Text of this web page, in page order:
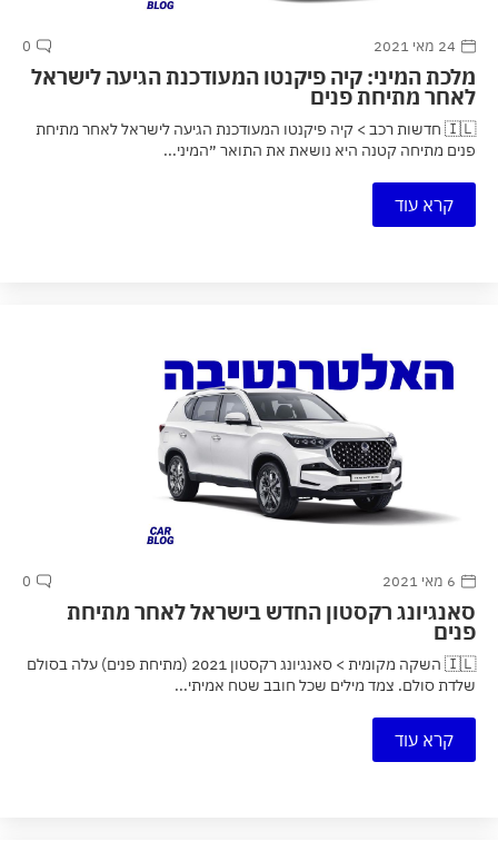
24 מאי 2021 0
מלכת המיני: קיה פיקנטו המעודכנת הגיעה לישראל
לאחר מתיחת פנים
🇮🇱 חדשות רכב > קיה פיקנטו המעודכנת הגיעה לישראל לאחר מתיחת
פנים מתיחה קטנה היא נושאת את התואר ״המיני...
קרא עוד
6 מאי 2021 0
סאנגיונג רקסטון החדש בישראל לאחר מתיחת
פנים
🇮🇱 השקה מקומית > סאנגיונג רקסטון 2021 (מתיחת פנים) עלה בסולם
שלדת סולם. צמד מילים שכל חובב שטח אמיתי...
קרא עוד